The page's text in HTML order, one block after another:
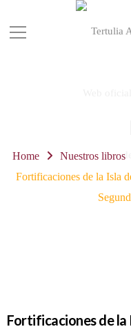
Home Nuestros libros
Fortificaciones de la Isla
Fortificaciones de la